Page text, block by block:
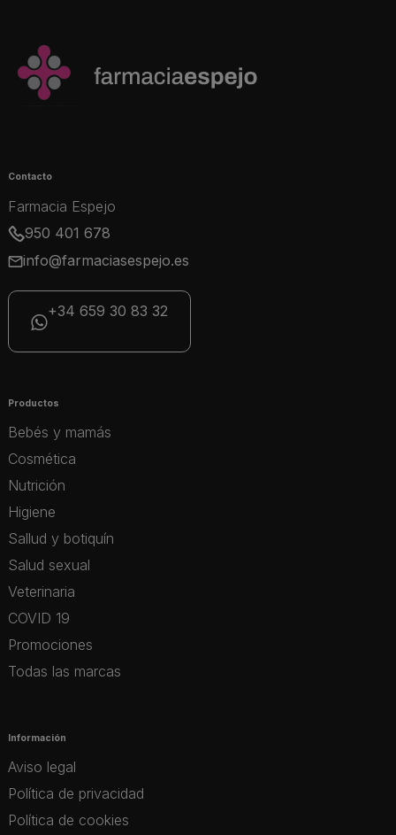
Contacto
Farmacia Espejo
950 401 678
info@farmaciasespejo.es
+34 659 30 83 32
Productos
Bebés y mamás
Cosmética
Nutrición
Higiene
Sallud y botiquín
Salud sexual
Veterinaria
COVID 19
Promociones
Todas las marcas
Información
Aviso legal
Política de privacidad
Política de cookies